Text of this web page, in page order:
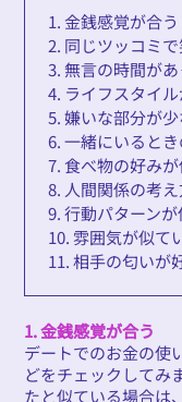
1. 金銭感覚が合う
2. 同じツッコミ
3. 無言の時間が
4. ライフスタイ
5. 嫌いな部分が
6. 一緒にいると
7. 食べ物の好み
8. 人間関係の考
9. 行動パターン
10. 雰囲気が似て
11. 相手の匂いが
1. 金銭感覚が合う
デートでのお金の使
どをチェックしてみ
たと似ている場合は